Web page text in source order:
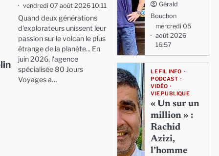
vendredi 07 août 2026 10:11
Quand deux générations
d'explorateurs unissent leur
passion sur le volcan le plus
étrange de la planète... En
juin 2026, l'agence
spécialisée 80 Jours
Voyages a…
Gérald
Bouchon
mercredi 05
août 2026
16:57
LE FIL INFO
PODCAST
VIDÉO
VIE PUBLIQUE
« Un sur un
million » :
Rachid
Azizi,
l’homme